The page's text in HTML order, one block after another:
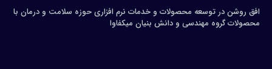
افق روشن در توسعه محصولات و خدمات نرم افزاری حوزه سلامت و درمان با
محصولات گروه مهندسی و دانش بنیان میکفاوا